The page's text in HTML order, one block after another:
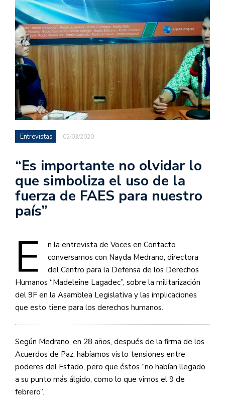
Entrevistas 02/03/2020
“Es importante no olvidar lo
que simboliza el uso de la
fuerza de FAES para nuestro
país”
E
n la entrevista de Voces en Contacto
conversamos con Nayda Medrano, directora
del Centro para la Defensa de los Derechos
Humanos “Madeleine Lagadec”, sobre la militarización
del 9F en la Asamblea Legislativa y las implicaciones
que esto tiene para los derechos humanos.
Según Medrano, en 28 años, después de la firma de los
Acuerdos de Paz, habíamos visto tensiones entre
poderes del Estado, pero que éstos “no habían llegado
a su punto más álgido, como lo que vimos el 9 de
febrero”.